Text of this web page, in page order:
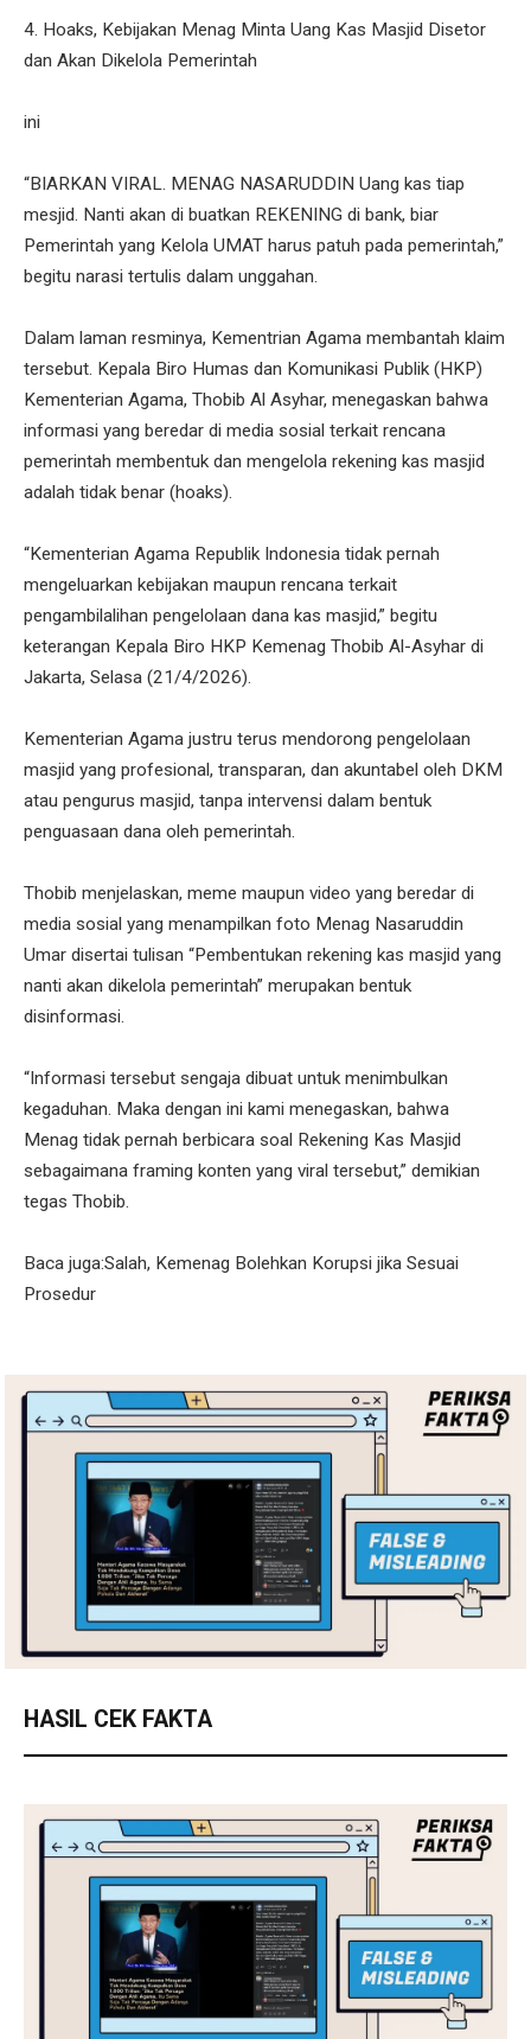
4. Hoaks, Kebijakan Menag Minta Uang Kas Masjid Disetor
dan Akan Dikelola Pemerintah
ini
“BIARKAN VIRAL. MENAG NASARUDDIN Uang kas tiap
mesjid. Nanti akan di buatkan REKENING di bank, biar
Pemerintah yang Kelola UMAT harus patuh pada pemerintah,”
begitu narasi tertulis dalam unggahan.
Dalam laman resminya, Kementrian Agama membantah klaim
tersebut. Kepala Biro Humas dan Komunikasi Publik (HKP)
Kementerian Agama, Thobib Al Asyhar, menegaskan bahwa
informasi yang beredar di media sosial terkait rencana
pemerintah membentuk dan mengelola rekening kas masjid
adalah tidak benar (hoaks).
“Kementerian Agama Republik Indonesia tidak pernah
mengeluarkan kebijakan maupun rencana terkait
pengambilalihan pengelolaan dana kas masjid,” begitu
keterangan Kepala Biro HKP Kemenag Thobib Al-Asyhar di
Jakarta, Selasa (21/4/2026).
Kementerian Agama justru terus mendorong pengelolaan
masjid yang profesional, transparan, dan akuntabel oleh DKM
atau pengurus masjid, tanpa intervensi dalam bentuk
penguasaan dana oleh pemerintah.
Thobib menjelaskan, meme maupun video yang beredar di
media sosial yang menampilkan foto Menag Nasaruddin
Umar disertai tulisan “Pembentukan rekening kas masjid yang
nanti akan dikelola pemerintah” merupakan bentuk
disinformasi.
“Informasi tersebut sengaja dibuat untuk menimbulkan
kegaduhan. Maka dengan ini kami menegaskan, bahwa
Menag tidak pernah berbicara soal Rekening Kas Masjid
sebagaimana framing konten yang viral tersebut,” demikian
tegas Thobib.
Baca juga:Salah, Kemenag Bolehkan Korupsi jika Sesuai
Prosedur
HASIL CEK FAKTA